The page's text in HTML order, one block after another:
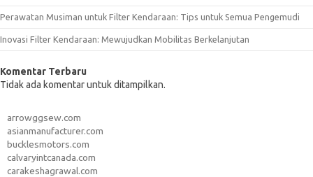
Perawatan Musiman untuk Filter Kendaraan: Tips untuk Semua Pengemudi
Inovasi Filter Kendaraan: Mewujudkan Mobilitas Berkelanjutan
Komentar Terbaru
Tidak ada komentar untuk ditampilkan.
arrowggsew.com
asianmanufacturer.com
bucklesmotors.com
calvaryintcanada.com
carakeshagrawal.com